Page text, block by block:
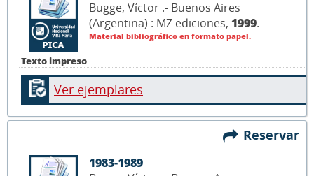
Texto impreso
Bugge, Víctor .- Buenos Aires
(Argentina) : MZ ediciones, 1999.
Material bibliográfico en formato papel.
Ver ejemplares
Reservar
1983-1989